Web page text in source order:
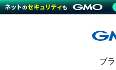
ブ
技
イ
財
第